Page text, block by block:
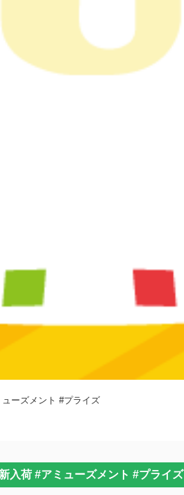
ーズメント #プライズ
入荷 #アミューズメント #プライズ